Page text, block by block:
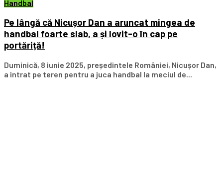
Handbal
Pe lângă că Nicușor Dan a aruncat mingea de
handbal foarte slab, a și lovit-o în cap pe
portăriță!
Duminică, 8 iunie 2025, președintele României, Nicușor Dan,
a intrat pe teren pentru a juca handbal la meciul de...